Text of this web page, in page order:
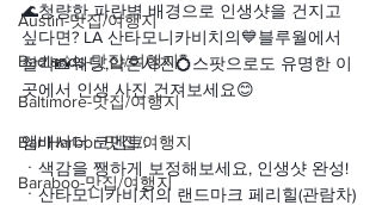
Austin-맛집/여행지
Badlands-맛집/여행지
Baltimore-맛집/여행지
Bar Harbor-맛집/여행지
Baraboo-맛집/여행지
🌊청량한 파란벽 배경으로 인생샷을 건지고
싶다면? LA 산타모니카비치의💙블루월에서
찰칵📸웨딩,약혼사진💍스팟으로도 유명한 이
곳에서 인생 사진 건져보세요😊
앰배서더 코멘트:
ㆍ 색감을 쨍하게 보정해보세요, 인생샷 완성!
ㆍ산타모니카비치의 랜드마크 페리힐(관람차)